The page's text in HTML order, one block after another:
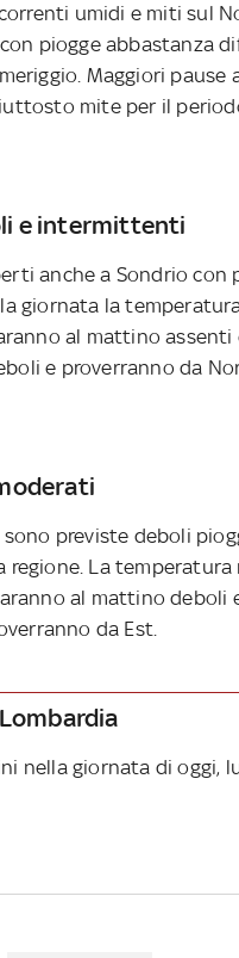
umidi e miti sul
piogge abbastanza
Maggiori pause
mite per il
e intermittenti
anche a Sondrio
giornata la
al mattino
e proverranno da
previste deboli
regione. La temperatura
al mattino deboli
da Est.
nella giornata di oggi,